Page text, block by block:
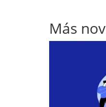
Más